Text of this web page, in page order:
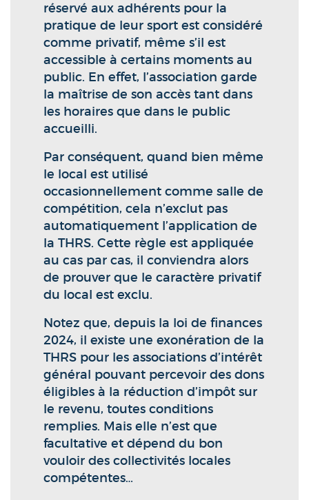
réservé aux adhérents pour la
pratique de leur sport est considéré
comme privatif, même s’il est
accessible à certains moments au
public. En effet, l’association garde
la maîtrise de son accès tant dans
les horaires que dans le public
accueilli.
Par conséquent, quand bien même
le local est utilisé
occasionnellement comme salle de
compétition, cela n’exclut pas
automatiquement l’application de
la THRS. Cette règle est appliquée
au cas par cas, il conviendra alors
de prouver que le caractère privatif
du local est exclu.
Notez que, depuis la loi de finances
2024, il existe une exonération de la
THRS pour les associations d’intérêt
général pouvant percevoir des dons
éligibles à la réduction d’impôt sur
le revenu, toutes conditions
remplies. Mais elle n’est que
facultative et dépend du bon
vouloir des collectivités locales
compétentes…